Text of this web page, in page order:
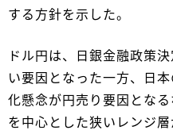
する方針を示した。
ドル円は、日銀金融政策
い要因となった一方、日
化懸念が円売り要因とな
を中心とした狭いレンジ